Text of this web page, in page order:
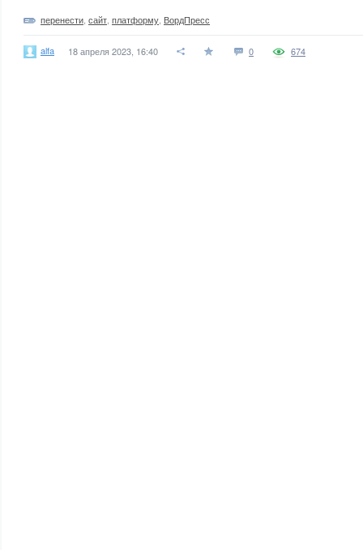
перенести сайт платформу ВордПресс
alfa 18 апреля 2023, 16:40 0 674